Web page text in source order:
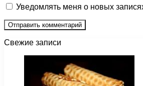
Уведомлять меня о новых
Свежие записи